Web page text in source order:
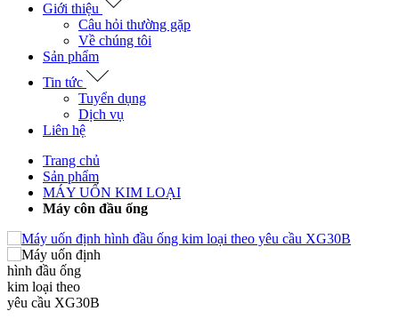
Giới thiệu
Câu hỏi thường gặp
Về chúng tôi
Sản phẩm
Tin tức
Tuyển dụng
Dịch vụ
Liên hệ
Trang chủ
Sản phẩm
MÁY UỐN KIM LOẠI
Máy côn đầu ống